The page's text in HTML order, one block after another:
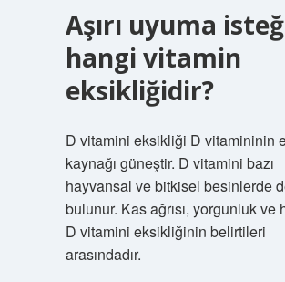
Aşırı uyuma
hangi vitamin
eksikliğidir?
D vitamini eksikliği D vitamininin
kaynağı güneştir. D vitamini bazı
hayvansal ve bitkisel besinlerde
bulunur. Kas ağrısı, yorgunluk ve
D vitamini eksikliğinin belirtileri
arasındadır.